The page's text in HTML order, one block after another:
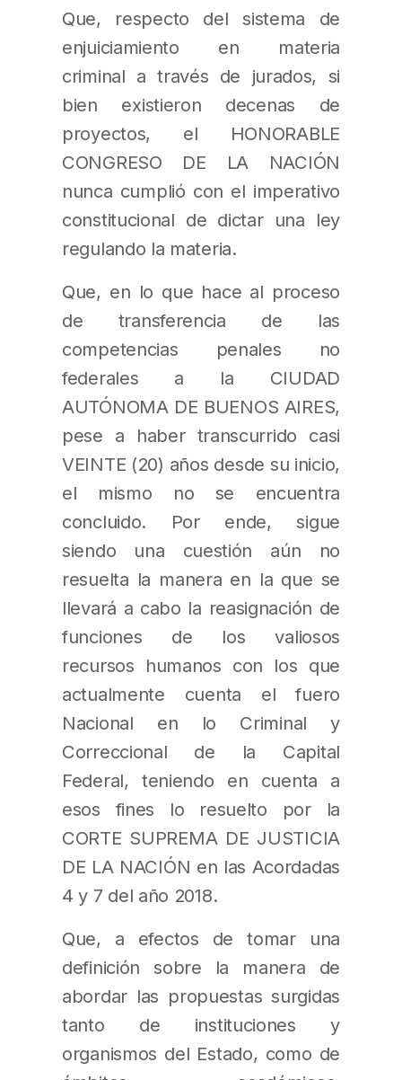
Que, respecto del sistema de
enjuiciamiento en materia
criminal a través de jurados, si
bien existieron decenas de
proyectos, el HONORABLE
CONGRESO DE LA NACIÓN
nunca cumplió con el imperativo
constitucional de dictar una ley
regulando la materia.
Que, en lo que hace al proceso
de transferencia de las
competencias penales no
federales a la CIUDAD
AUTÓNOMA DE BUENOS AIRES,
pese a haber transcurrido casi
VEINTE (20) años desde su inicio,
el mismo no se encuentra
concluido. Por ende, sigue
siendo una cuestión aún no
resuelta la manera en la que se
llevará a cabo la reasignación de
funciones de los valiosos
recursos humanos con los que
actualmente cuenta el fuero
Nacional en lo Criminal y
Correccional de la Capital
Federal, teniendo en cuenta a
esos fines lo resuelto por la
CORTE SUPREMA DE JUSTICIA
DE LA NACIÓN en las Acordadas
4 y 7 del año 2018.
Que, a efectos de tomar una
definición sobre la manera de
abordar las propuestas surgidas
tanto de instituciones y
organismos del Estado, como de